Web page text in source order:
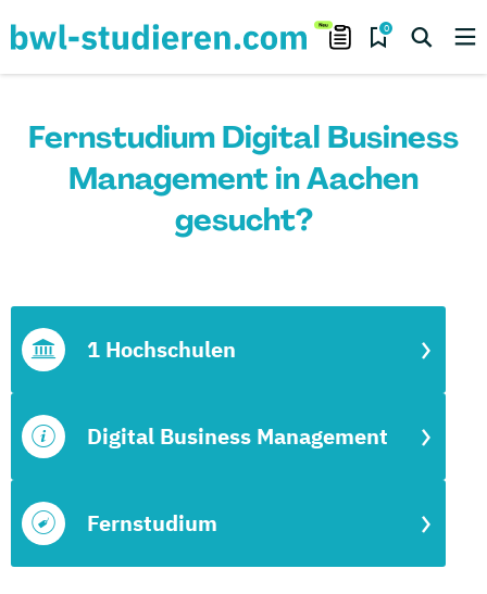
0
Fernstudium Digital Business
Management in Aachen
gesucht?
Fernstudium
Digital Business Management
1 Hochschulen